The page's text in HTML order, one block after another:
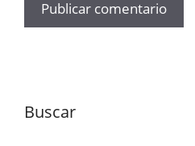
Buscar